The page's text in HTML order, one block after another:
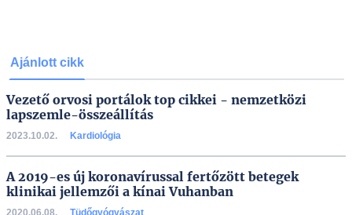
Ajánlott cikk
Vezető orvosi portálok top cikkei - nemzetközi
lapszemle-összeállítás
2023.10.02. Kardiológia
A 2019-es új koronavírussal fertőzött betegek
klinikai jellemzői a kínai Vuhanban
2020.06.08. Tüdőgyógyászat